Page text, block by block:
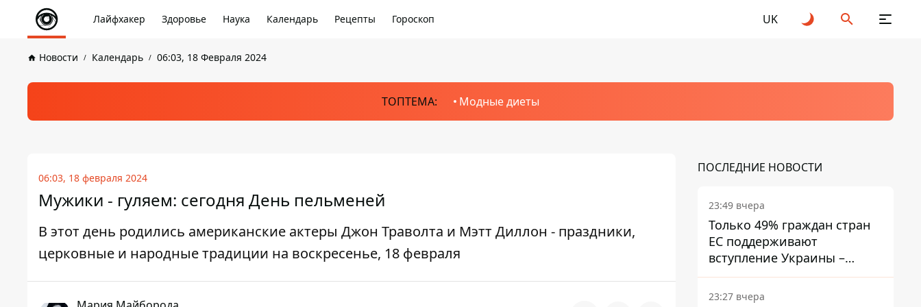
Лайфхакер Здоровье Наука Календарь Рецепты Гороскоп UK
Новости Календарь 06:03, 18 Февраля 2024
ТОПТЕМА: Модные диеты
06:03, 18 февраля 2024
Мужики - гуляем: сегодня День пельменей
В этот день родились американские актеры Джон Траволта и Мэтт Диллон - праздники,
церковные и народные традиции на воскресенье, 18 февраля
ПОСЛЕДНИЕ НОВОСТИ
23:49 вчера
Только 49% граждан стран
ЕС поддерживают
вступление Украины –
результаты опроса
23:27 вчера